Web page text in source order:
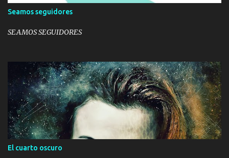
Seamos seguidores
SEAMOS SEGUIDORES
El cuarto oscuro